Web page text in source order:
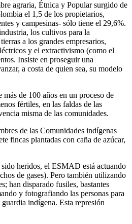
agraria, Étnica y Popular surgido de
el 1,5 de los propietarios,
y campesinas- sólo tiene el 29,6%.
los cultivos para la
a los grandes empresarios,
y el extractivismo (como el
Insiste en proseguir una
a costa de quien sea, su modelo
de 100 años en un proceso de
fértiles, en las faldas de las
misma de las comunidades.
de las Comunidades indígenas
fincas plantadas con caña de azúcar,
heridos, el ESMAD está actuando
de gases). Pero también utilizando
han disparado fusiles, bastantes
y fotografiando las personas para
indígena. Esta represión